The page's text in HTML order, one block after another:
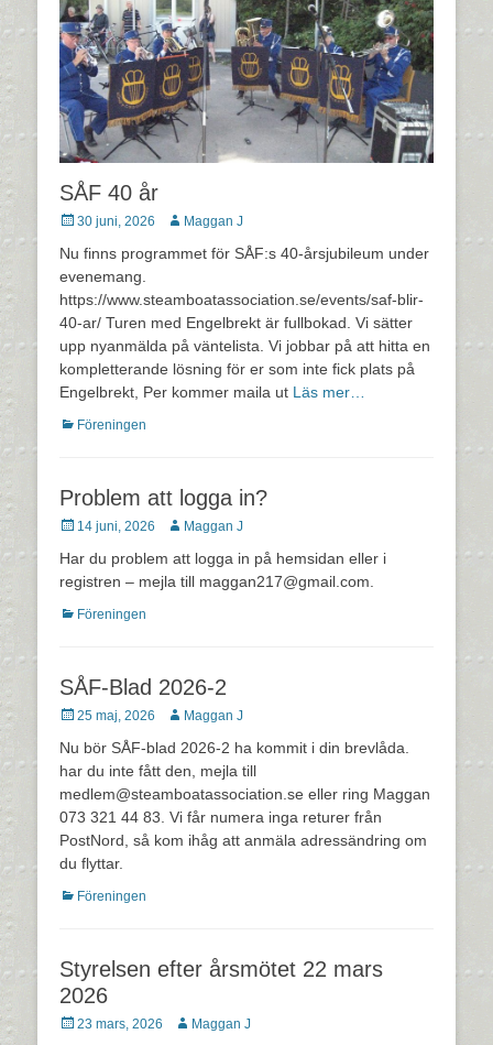
SÅF 40 år
Postades
30 juni, 2026 Författare
Maggan J
Nu finns programmet för SÅF:s 40-årsjubileum under
evenemang.
https://www.steamboatassociation.se/events/saf-blir-
40-ar/ Turen med Engelbrekt är fullbokad. Vi sätter
upp nyanmälda på väntelista. Vi jobbar på att hitta en
kompletterande lösning för er som inte fick plats på
Engelbrekt, Per kommer maila ut Läs mer…
Kategorier
Föreningen
Problem att logga in?
Postades
14 juni, 2026 Författare
Maggan J
Har du problem att logga in på hemsidan eller i
registren – mejla till maggan217@gmail.com.
Kategorier
Föreningen
SÅF-Blad 2026-2
Postades
25 maj, 2026 Författare
Maggan J
Nu bör SÅF-blad 2026-2 ha kommit i din brevlåda.
har du inte fått den, mejla till
medlem@steamboatassociation.se eller ring Maggan
073 321 44 83. Vi får numera inga returer från
PostNord, så kom ihåg att anmäla adressändring om
du flyttar.
Kategorier
Föreningen
Styrelsen efter årsmötet 22 mars
2026
Postades
23 mars, 2026 Författare
Maggan J